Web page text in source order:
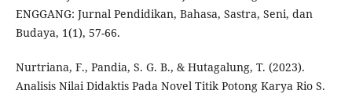
ENGGANG: Jurnal Pendidikan, Bahasa, Sastra, Seni, dan
Budaya, 1(1), 57-66.
Nurtriana, F., Pandia, S. G. B., & Hutagalung, T. (2023).
Analisis Nilai Didaktis Pada Novel Titik Potong Karya Rio S.